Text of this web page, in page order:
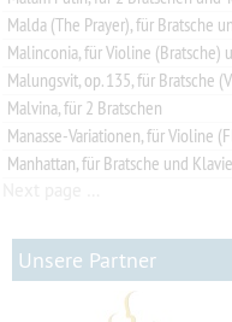
Malda (The Prayer), für Bratsche
Malinconia, für Violine (Bratsche)
Malvina, für 2 Bratschen
Manasse-Variationen, für Violine
Manhattan, für Bratsche und
Unsere Partner